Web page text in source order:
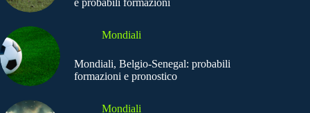
e probabili formazioni
Mondiali
Mondiali, Belgio-Senegal: probabili
formazioni e pronostico
Mondiali